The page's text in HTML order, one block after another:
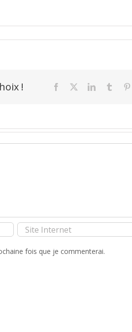
! Facebook LinkedInTumblr
fois que je commenterai.